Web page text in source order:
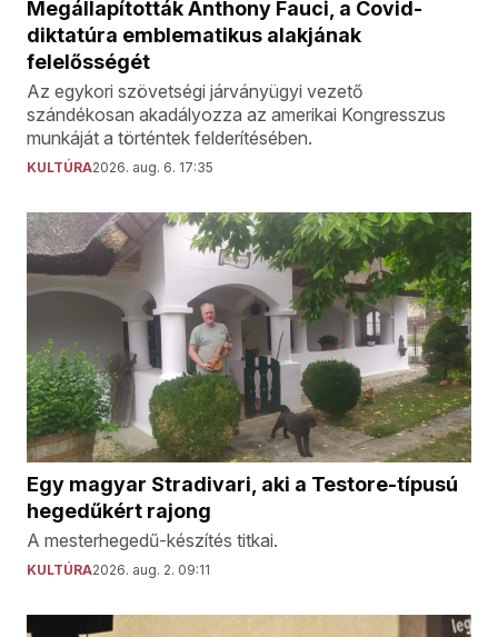
Megállapították Anthony Fauci, a Covid-
diktatúra emblematikus alakjának
felelősségét
Az egykori szövetségi járványügyi vezető
szándékosan akadályozza az amerikai Kongresszus
munkáját a történtek felderítésében.
KULTÚRA2026. aug. 6. 17:35
Egy magyar Stradivari, aki a Testore-típusú
hegedűkért rajong
A mesterhegedű-készítés titkai.
KULTÚRA2026. aug. 2. 09:11